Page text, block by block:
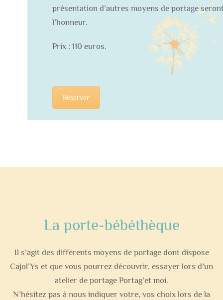
présentation d’autres moyens de portage
l’honneur.
Prix : 110 euros.
Réserver
La porte-bébéthèque
Il s’agit des différents moyens de portage dont dispose
Cajol’Ys et que vous pourrez découvrir, essayer lors d’un
atelier de portage Portag’et moi.
N’hésitez pas à nous indiquer votre, vos choix lors de la